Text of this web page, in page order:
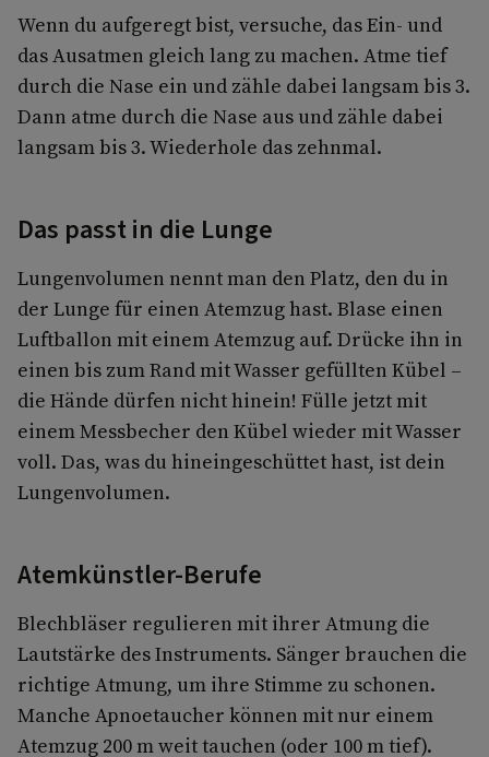
Wenn du aufgeregt bist, versuche, das Ein- und
das Ausatmen gleich lang zu machen. Atme tief
durch die Nase ein und zähle dabei langsam bis 3.
Dann atme durch die Nase aus und zähle dabei
langsam bis 3. Wiederhole das zehnmal.
Das passt in die Lunge
Lungenvolumen nennt man den Platz, den du in
der Lunge für einen Atemzug hast. Blase einen
Luftballon mit einem Atemzug auf. Drücke ihn in
einen bis zum Rand mit Wasser gefüllten Kübel –
die Hände dürfen nicht hinein! Fülle jetzt mit
einem Messbecher den Kübel wieder mit Wasser
voll. Das, was du hineingeschüttet hast, ist dein
Lungenvolumen.
Atemkünstler-Berufe
Blechbläser regulieren mit ihrer Atmung die
Lautstärke des Instruments. Sänger brauchen die
richtige Atmung, um ihre Stimme zu schonen.
Manche Apnoetaucher können mit nur einem
Atemzug 200 m weit tauchen (oder 100 m tief).